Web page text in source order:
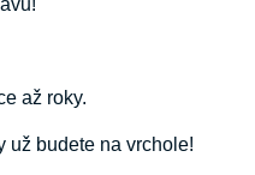
až roky.
už budete na vrchole!